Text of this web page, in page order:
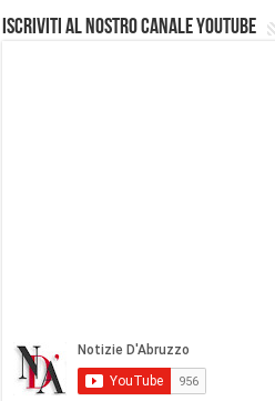
Iscriviti al nostro Canale Youtube